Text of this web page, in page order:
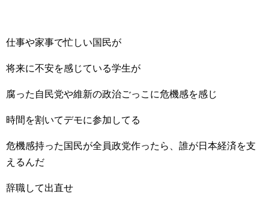
仕事や家事で忙しい国民が
将来に不安を感じている学生が
腐った自民党や維新の政治ごっこに危機感を感じ
時間を割いてデモに参加してる
危機感持った国民が全員政党作ったら、誰が日本経済を支
えるんだ
辞職して出直せ